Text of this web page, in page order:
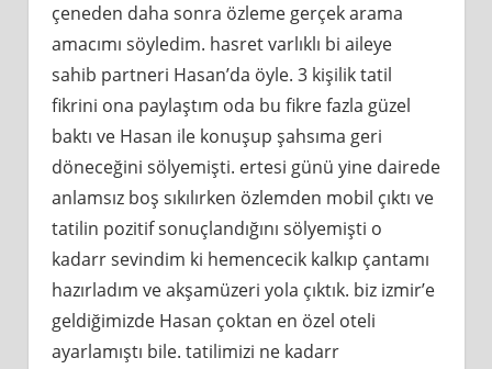
çeneden daha sonra özleme gerçek arama
amacımı söyledim. hasret varlıklı bi aileye
sahib partneri Hasan’da öyle. 3 kişilik tatil
fikrini ona paylaştım oda bu fikre fazla güzel
baktı ve Hasan ile konuşup şahsıma geri
döneceğini sölyemişti. ertesi günü yine dairede
anlamsız boş sıkılırken özlemden mobil çıktı ve
tatilin pozitif sonuçlandığını sölyemişti o
kadarr sevindim ki hemencecik kalkıp çantamı
hazırladım ve akşamüzeri yola çıktık. biz izmir’e
geldiğimizde Hasan çoktan en özel oteli
ayarlamıştı bile. tatilimizi ne kadarr